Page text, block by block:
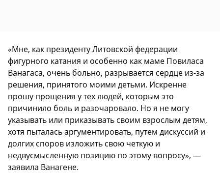
«Мне, как президенту Литовской федерации
фигурного катания и особенно как маме Повиласа
Ванагаса, очень больно, разрывается сердце из-за
решения, принятого моими детьми. Искренне
прошу прощения у тех людей, которым это
причинило боль и разочаровало. Но я не могу
указывать или приказывать своим взрослым детям,
хотя пыталась аргументировать, путем дискуссий и
долгих споров изложить свою четкую и
недвусмысленную позицию по этому вопросу», —
заявила Ванагене.